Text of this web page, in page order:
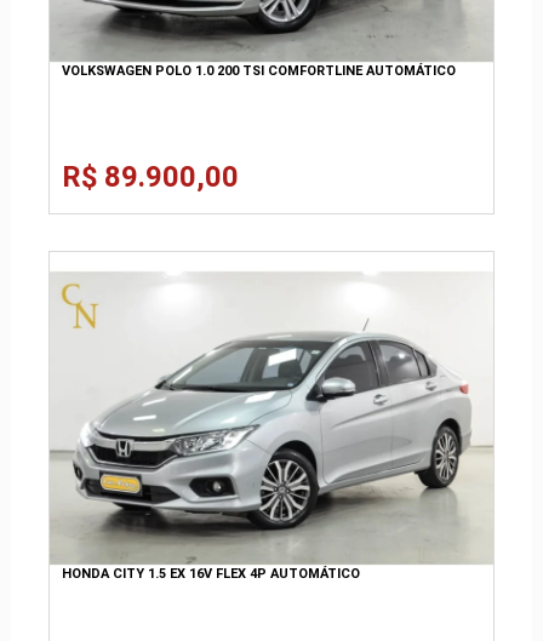
VOLKSWAGEN POLO 1.0 200 TSI COMFORTLINE AUTOMÁTICO
R$ 89.900,00
HONDA CITY 1.5 EX 16V FLEX 4P AUTOMÁTICO